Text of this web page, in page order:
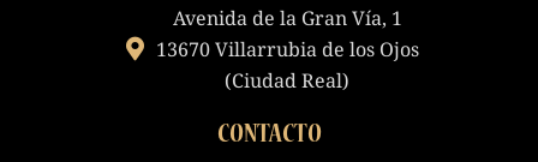
Avenida de la Gran Vía, 1
13670 Villarrubia de los Ojos
(Ciudad Real)
CONTACTO